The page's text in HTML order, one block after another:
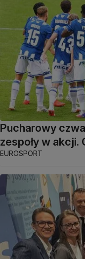
Pucharowy
zespoły w
EUROSPORT